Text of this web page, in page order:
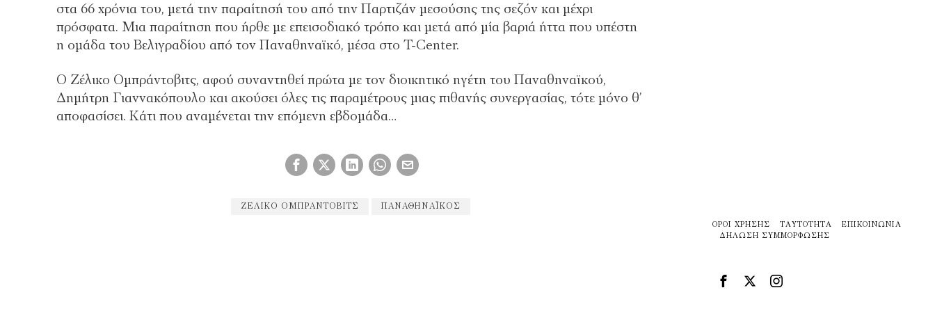
στα 66 χρόνια του, μετά την παραίτησή του από την Παρτιζάν μεσούσης της σεζόν και μέχρι
πρόσφατα. Μια παραίτηση που ήρθε με επεισοδιακό τρόπο και μετά από μία βαριά ήττα που υπέστη
η ομάδα του Βελιγραδίου από τον Παναθηναϊκό, μέσα στο T-Center.
O Zέλικο Ομπράντοβιτς, αφού συναντηθεί πρώτα με τον διοικητικό ηγέτη του Παναθηναϊκού,
Δημήτρη Γιαννακόπουλο και ακούσει όλες τις παραμέτρους μιας πιθανής συνεργασίας, τότε μόνο θ’
αποφασίσει. Κάτι που αναμένεται την επόμενη εβδομάδα…
ΖΈΛΙΚΟ ΟΜΠΡΆΝΤΟΒΙΤΣ ΠΑΝΑΘΗΝΑΪΚΌΣ
ΌΡΟΙ ΧΡΉΣΗΣ ΤΑΥΤΌΤΗΤΑ
ΕΠΙΚΟΙΝΩΝΊΑ
ΔΉΛΩΣΗ ΣΥΜΜΌΡΦΩΣΗΣ